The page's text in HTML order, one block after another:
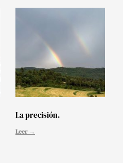
La precisión.
Leer →